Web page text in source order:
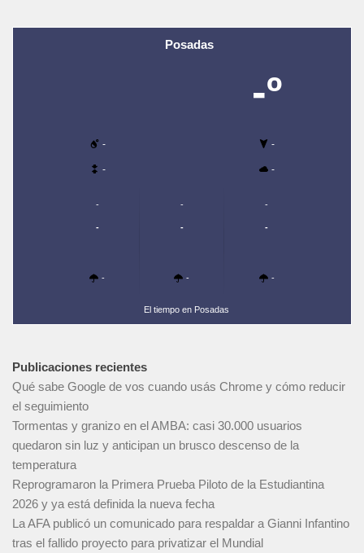
Posadas
-º
- -
- -
-
-
-
-
-
-
-
-
-
El tiempo en Posadas
Publicaciones recientes
Qué sabe Google de vos cuando usás Chrome y cómo reducir
el seguimiento
Tormentas y granizo en el AMBA: casi 30.000 usuarios
quedaron sin luz y anticipan un brusco descenso de la
temperatura
Reprogramaron la Primera Prueba Piloto de la Estudiantina
2026 y ya está definida la nueva fecha
La AFA publicó un comunicado para respaldar a Gianni Infantino
tras el fallido proyecto para privatizar el Mundial